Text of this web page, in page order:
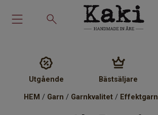
Stickmönster
Utgående Bästsäljare
HEM / Garn / Garnkvalitet/ Effektgarn